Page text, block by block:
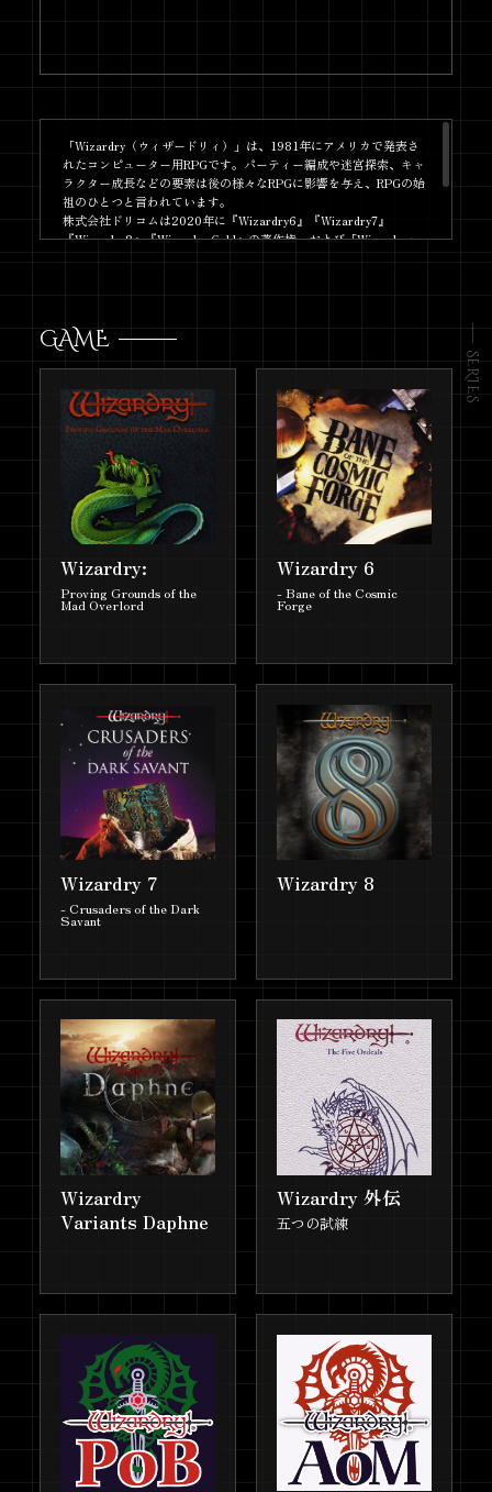
シリーズに関する一部報道につい
2026.4.16
『Wizardry Variants Daphne』熱
海城コラボ開催決定！
2026.4.15
『Wizardry Variants Daphne』
1.5周年記念キャンペーン開催決
2026.3.5
『Wizardry Variants Daphne』
300万ダウンロード突破！
2026.2.20
『Wizardry Variants Daphne 〜
名もなき最後の冒険〜』本日発
売！
2026.2.19
『Wizardry Variants Daphne』
×『ブレイド＆バスタード』コラ
ボイベントの復刻開催スタート！
2026.2.19
『Wizardry Variants Daphne』ド
イツ語サービスを開始
2026.2.13
「Wizardry」×「仕事猫」ポップ
アップショップ開催決定！
2026.1.21
『Wizardry Variants Daphne』
×『ブレイド＆バスタード』コラ
ボイベント復刻開催決定！
2026.1.21
ノベルス『ブレイド&バスタード
荷分にはゲームで使えるアイテム
コードが封入
2025.12.26
『Wizardry Variants Daphne』
韓国語サービスを開始
2025.12.25
『Wizardry Variants Daphne 設
定画集』発売！
『Wizardry Variants Daphne ～
名もなき最後の冒険～』第1巻 2
月20日発売決定！初回出荷分に
ドが封入
『ブレイド&バスタード』と
「MASS FOR THE DEAD
OVERLORD」のコラボが決定！
2025.10.31
『ウィザードリィ画集 末弥純』
「Wizardry（ウィザードリィ）」は、1981年にアメリカで発表さ
れたコンピューター用RPGです。パーティー編成や迷宮探索、キャ
ラクター成長などの要素は後の様々なRPGに影響を与え、RPGの始
祖のひとつと言われています。
株式会社ドリコムは2020年に『Wizardry6』『Wizardry7』
『Wizardry8』『Wizardry Gold』の著作権、および「Wizardry」
SERIES
GAME
Wizardry:
Proving Grounds of the
Mad Overlord
Wizardry 6
- Bane of the Cosmic
Forge
Wizardry 7
- Crusaders of the Dark
Savant
Wizardry 8
Wizardry
Variants Daphne
Wizardry 外伝
五つの試練